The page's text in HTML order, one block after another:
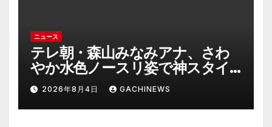
ニュース
テレ朝・森山みなみアナ、さわ
やか水色ノースリ姿で神スタイ
ル炸裂 「爽やかで可愛い」「最
上級にお似合い」(J-CASTニュー
ス)
2026年8月4日 GACHINEWS